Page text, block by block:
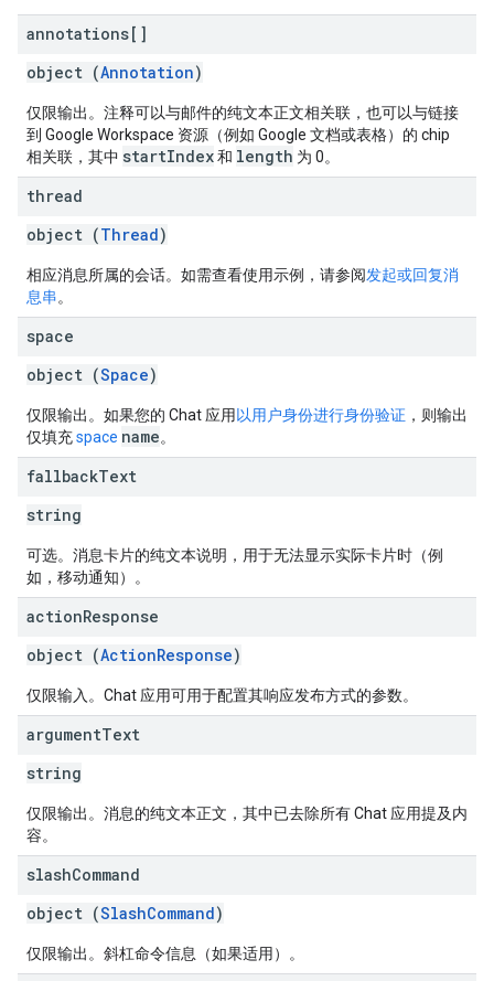
annotations[]
object (Annotation)
仅限输出。注释可以与邮件的纯文本正文相关联，也可以与链接
到 Google Workspace 资源（例如 Google 文档或表格）的 chip
相关联，其中 startIndex和 length 为 0。
thread
object (Thread)
相应消息所属的会话。如需查看使用示例，请参阅发起或回复消
息串。
space
object (Space)
仅限输出。如果您的 Chat 应用 以用户身份进行身份验证 ，则输出
仅填充space name。
fallbackText
string
可选。消息卡片的纯文本说明，用于无法显示实际卡片时（例
如，移动通知）。
actionResponse
object (ActionResponse)
仅限输入。Chat 应用可用于配置其响应发布方式的参数。
argumentText
string
仅限输出。消息的纯文本正文，其中已去除所有 Chat 应用提及内
容。
slashCommand
object (SlashCommand)
仅限输出。斜杠命令信息（如果适用）。